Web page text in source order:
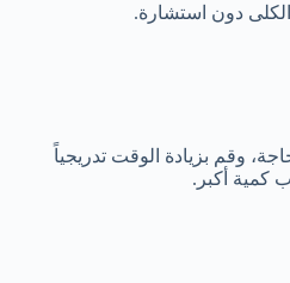
دون استشارة.
لمدة 10 دقائق بعد الشعور بالحاجة، وقم بزيادة الوقت تدريجياً